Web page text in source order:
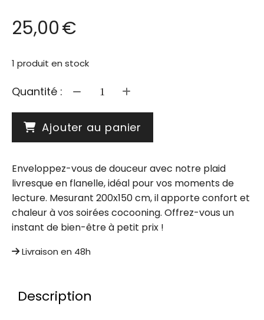
25,00€
1 produit en stock
Quantité :
Ajouter au panier
Enveloppez-vous de douceur avec notre plaid
livresque en flanelle, idéal pour vos moments de
lecture. Mesurant 200x150 cm, il apporte confort et
chaleur à vos soirées cocooning. Offrez-vous un
instant de bien-être à petit prix !
Livraison en 48h
Description